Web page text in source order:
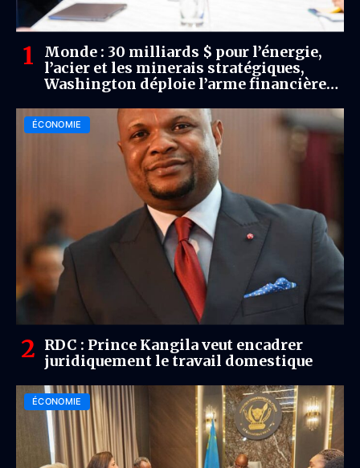
Monde : 30 milliards $ pour l’énergie,
l’acier et les minerais stratégiques,
Washington déploie l’arme financière
d’approvisionnement
ÉCONOMIE
RDC : Prince Kangila veut encadrer
juridiquement le travail domestique
ÉCONOMIE